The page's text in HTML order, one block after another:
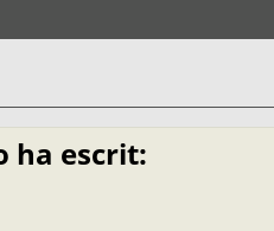
ha escrit: